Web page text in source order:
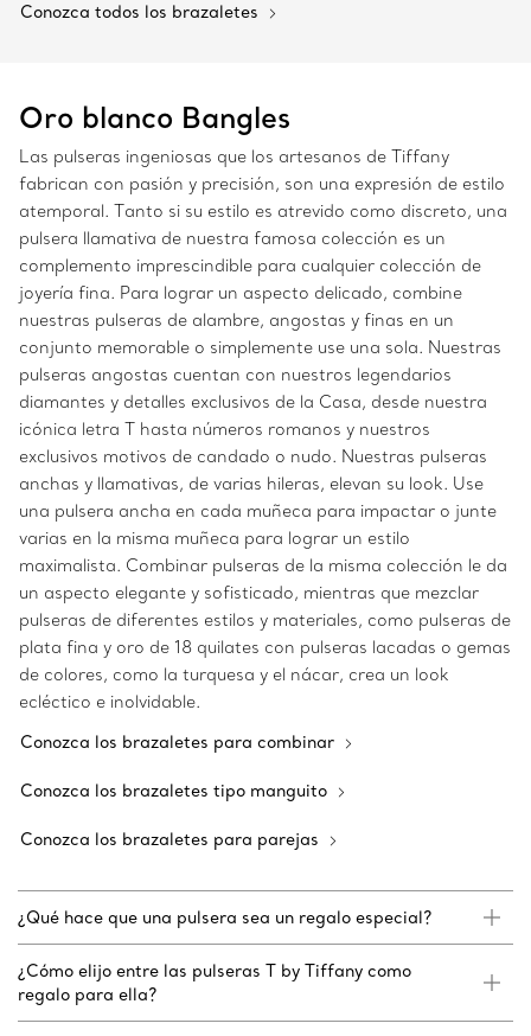
Conozca todos los brazaletes
Oro blanco Bangles
Las pulseras ingeniosas que los artesanos de Tiffany
fabrican con pasión y precisión, son una expresión de estilo
atemporal. Tanto si su estilo es atrevido como discreto, una
pulsera llamativa de nuestra famosa colección es un
complemento imprescindible para cualquier colección de
joyería fina. Para lograr un aspecto delicado, combine
nuestras pulseras de alambre, angostas y finas en un
conjunto memorable o simplemente use una sola. Nuestras
pulseras angostas cuentan con nuestros legendarios
diamantes y detalles exclusivos de la Casa, desde nuestra
icónica letra T hasta números romanos y nuestros
exclusivos motivos de candado o nudo. Nuestras pulseras
anchas y llamativas, de varias hileras, elevan su look. Use
una pulsera ancha en cada muñeca para impactar o junte
varias en la misma muñeca para lograr un estilo
maximalista. Combinar pulseras de la misma colección le da
un aspecto elegante y sofisticado, mientras que mezclar
pulseras de diferentes estilos y materiales, como pulseras de
plata fina y oro de 18 quilates con pulseras lacadas o gemas
de colores, como la turquesa y el nácar, crea un look
ecléctico e inolvidable.
Conozca los brazaletes para combinar
Conozca los brazaletes tipo manguito
Conozca los brazaletes para parejas
¿Qué hace que una pulsera sea un regalo especial?
¿Cómo elijo entre las pulseras T by Tiffany como
regalo para ella?